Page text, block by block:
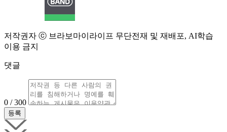
저작권자 ⓒ 브라보마이라이프 무단전재 및 재배포, AI학습
이용 금지
댓글
0 / 300